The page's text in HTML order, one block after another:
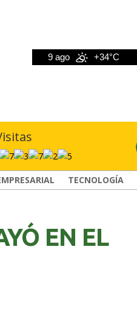
9 ago +34°C
TECNOLOGÍA
EN EL